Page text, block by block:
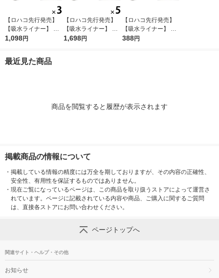
【ロハコ先行発売】
【吸水ライナー】 ポ
イズ 10cc 17.5cm 無
入×3パック) 限定
1,098円
【ロハコ先行発売】
【吸水ライナー】 ポ
イズ 10cc 17.5cm 無
1,698円
【ロハコ先行発売】
【吸水ライナー】 ポ
イズ 10cc 17.5cm 無
388円
最近見た商品
商品を閲覧すると履歴が表示されます
掲載商品の情報について
・ 掲載している情報の精度には万全を期しておりますが、その内容の正確性、
安全性、有用性を保証するものではありません。
・ 現在ご覧になっているページは、この商品を取り扱うストアによって運営さ
れています。ページに記載されている内容や商品、ご購入に関するご質問
は、直接各ストアにお問い合わせください。
ページトップへ
関連サイト・ヘルプ・その他
お知らせ